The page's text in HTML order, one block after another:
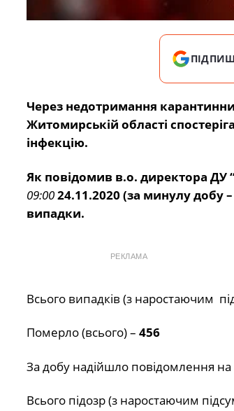
Через недотримання
Житомирській області
інфекцію.
Як повідомив в.о. директора
09:0024.11.2020 (за минулу добу
випадки.
РЕКЛАМА
Всього випадків (з наростаючим
Померло (всього) – 456
За добу надійшло повідомлення на
Всього підозр (з наростаючим